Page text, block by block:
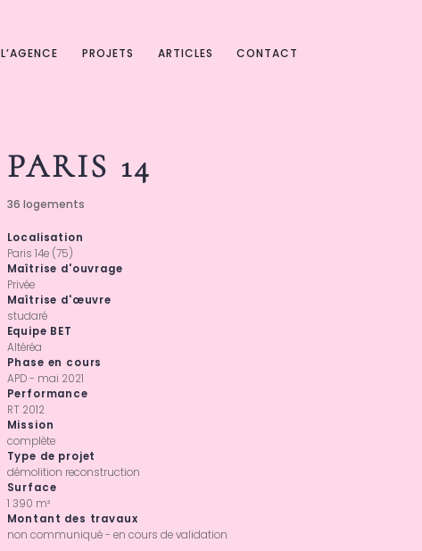
L’AGENCE PROJETS ARTICLES CONTACT
PARIS 14
36 logements
Localisation
Paris 14e (75)
Maîtrise d'ouvrage
Privée
Maîtrise d'œuvre
studaré
Equipe BET
Altéréa
Phase en cours
APD - mai 2021
Performance
RT 2012
Mission
complète
Type de projet
démolition reconstruction
Surface
1 390 m²
Montant des travaux
non communiqué - en cours de validation